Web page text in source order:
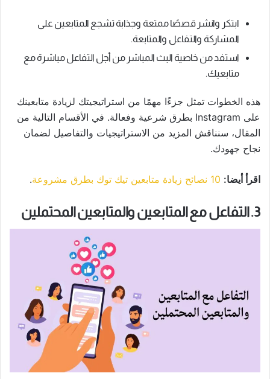
ابتكر وانشر قصصًا ممتعة وجذابة تشجع المتابعين على
المشاركة والتفاعل والمتابعة.
استفد من خاصية البث المباشر من أجل التفاعل مباشرة مع
متابعيك.
هذه الخطوات تمثل جزءًا مهمًا من استراتيجيتك لزيادة متابعينك
على Instagram بطرق شرعية وفعالة. في الأقسام التالية من
المقال، سنناقش المزيد من الاستراتيجيات والتفاصيل لضمان
نجاح جهودك.
اقرأ أيضا: 10 نصائح زيادة متابعين تيك توك بطرق مشروعة .
3. التفاعل مع المتابعين والمتابعين المحتملين